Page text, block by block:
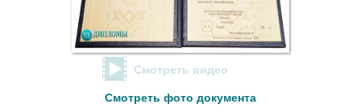
Смотреть видео
Смотреть фото документа